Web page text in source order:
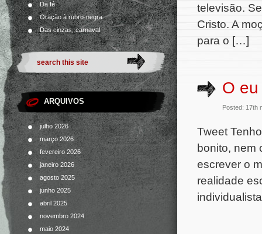
Da fé
Oração à rubro-negra
Das cinzas, carnaval
ARQUIVOS
julho 2026
março 2026
fevereiro 2026
janeiro 2026
agosto 2025
junho 2025
abril 2025
novembro 2024
maio 2024
televisão.
Cristo. A
para o […]
O eu
Posted: 17th
Tweet
bonito, nem
escrever o
realidade